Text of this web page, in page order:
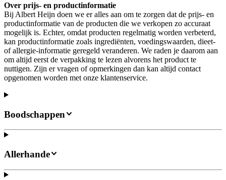
Over prijs- en productinformatie
Bij Albert Heijn doen we er alles aan om te zorgen dat de prijs- en
productinformatie van de producten die we verkopen zo accuraat
mogelijk is. Echter, omdat producten regelmatig worden verbeterd,
kan productinformatie zoals ingrediënten, voedingswaarden, dieet-
of allergie-informatie geregeld veranderen. We raden je daarom aan
om altijd eerst de verpakking te lezen alvorens het product te
nuttigen. Zijn er vragen of opmerkingen dan kan altijd contact
opgenomen worden met onze klantenservice.
Boodschappen
Allerhande